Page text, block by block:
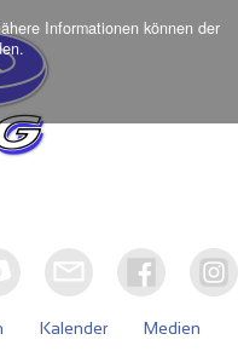
Informationen können der
Kalender Medien